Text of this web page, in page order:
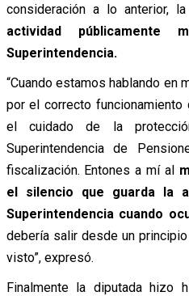
consideración a lo anterior, la
actividad públicamente
Superintendencia.
“Cuando estamos hablando en
por el correcto
el cuidado de la
Superintendencia de
fiscalización. Entones a mí al
el silencio que guarda la
Superintendencia cuando
debería salir desde un
visto”, expresó.
Finalmente la diputada hizo